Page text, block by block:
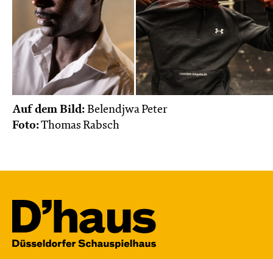
Auf dem Bild: Belendjwa Peter
Foto:Thomas Rabsch